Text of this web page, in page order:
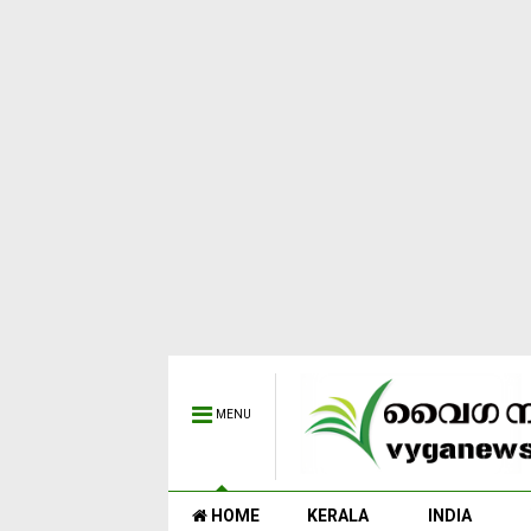
MENU
HOME KERALA INDIA